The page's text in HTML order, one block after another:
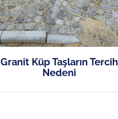
Granit Küp Taşların Tercih
Nedeni